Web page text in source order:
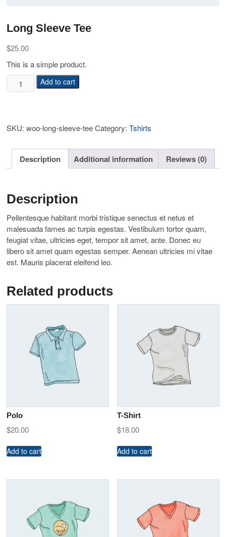
Long Sleeve Tee
$25.00
This is a simple product.
Long
Sleeve
Add to cart
SKU:woo-long-sleeve-tee Category:Tshirts
Description Additional information Reviews (0)
Description
Pellentesque habitant morbi tristique senectus et netus et
malesuada fames ac turpis egestas. Vestibulum tortor quam,
feugiat vitae, ultricies eget, tempor sit amet, ante. Donec eu
libero sit amet quam egestas semper. Aenean ultricies mi vitae
est. Mauris placerat eleifend leo.
Related products
Polo
$20.00
Add to cart
T-Shirt
$18.00
Add to cart